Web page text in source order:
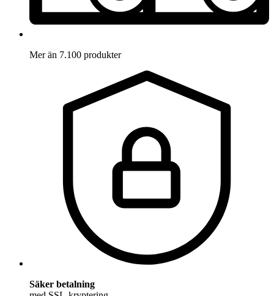
Mer än 7.100 produkter
Säker betalning